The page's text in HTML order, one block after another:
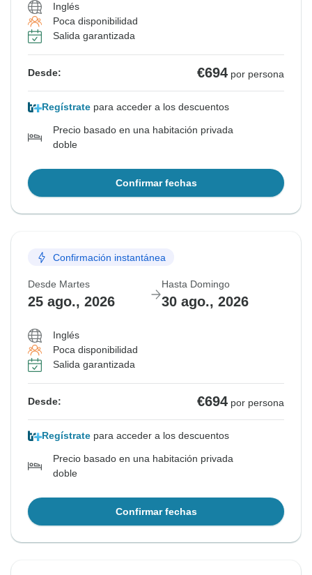
Inglés
Poca disponibilidad
Salida garantizada
Desde: €694 por persona
Regístrate para acceder a los descuentos
Precio basado en una habitación privada
doble
Confirmar fechas
Confirmación instantánea
Desde Martes
25 ago., 2026
Hasta Domingo
30 ago., 2026
Inglés
Poca disponibilidad
Salida garantizada
Desde: €694 por persona
Regístrate para acceder a los descuentos
Precio basado en una habitación privada
doble
Confirmar fechas